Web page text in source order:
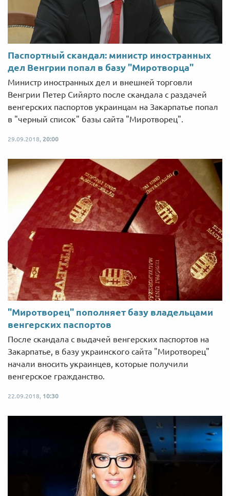
Паспортный скандал: министр иностранных
дел Венгрии попал в базу "Миротворца"
Министр иностранных дел и внешней торговли
Венгрии Петер Сийярто после скандала с раздачей
венгерских паспортов украинцам на Закарпатье попал
в "черный список" базы сайта "Миротворец".
29.09.2018, 20:00
"Миротворец" пополняет базу владельцами
венгерских паспортов
После скандала с выдачей венгерских паспортов на
Закарпатье, в базу украинского сайта "Миротворец"
начали вносить украинцев, которые получили
венгерское гражданство.
22.09.2018, 10:30